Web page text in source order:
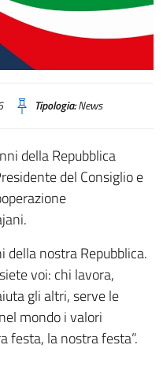
Tipologia:News
della Repubblica
del Consiglio e
della nostra Repubblica.
voi: chi lavora,
gli altri, serve le
mondo i valori
festa, la nostra festa”.